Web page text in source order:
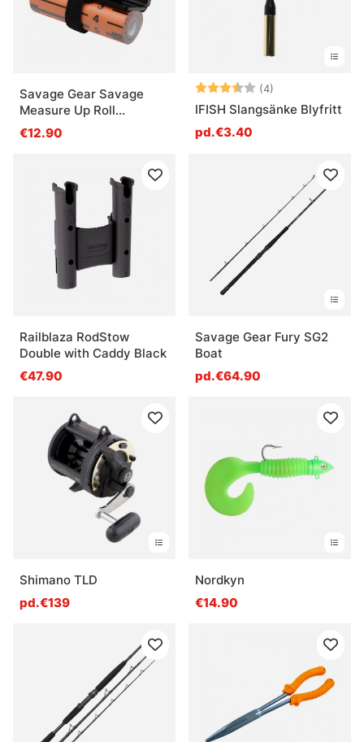
Savage Gear Savage
Measure Up Roll
8x130cm
€12.90
Note: (4)
IFISH Slangsänke Blyfritt
pd.€3.40
Railblaza RodStow
Double with Caddy Black
€47.90
Savage Gear Fury SG2
Boat
pd.€64.90
Shimano TLD
pd.€139
Nordkyn
€14.90